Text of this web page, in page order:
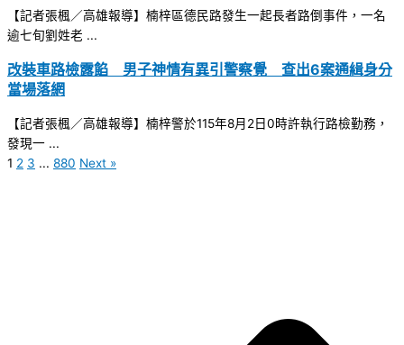
【記者張楓／高雄報導】楠梓區德民路發生一起長者路倒事件，一名
逾七旬劉姓老 ...
改裝車路檢露餡 男子神情有異引警察覺 查出6案通緝身分
當場落網
【記者張楓／高雄報導】楠梓警於115年8月2日0時許執行路檢勤務，
發現一 ...
1 2 3 ... 880 Next »